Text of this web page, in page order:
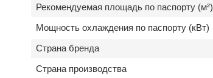
Рекомендуемая площадь по паспорту (м²)
Мощность охлаждения по паспорту (кВт)
Страна бренда
Страна производства